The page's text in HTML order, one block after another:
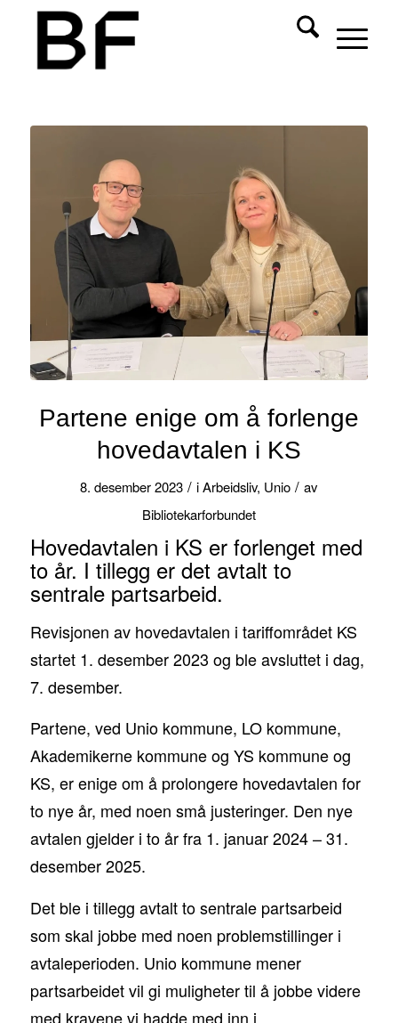
Partene enige om å forlenge
hovedavtalen i KS
8. desember 2023 / iArbeidsliv, Unio / av
Bibliotekarforbundet
Hovedavtalen i KS er forlenget med
to år. I tillegg er det avtalt to
sentrale partsarbeid.
Revisjonen av hovedavtalen i tariffområdet KS
startet 1. desember 2023 og ble avsluttet i dag,
7. desember.
Partene, ved Unio kommune, LO kommune,
Akademikerne kommune og YS kommune og
KS, er enige om å prolongere hovedavtalen for
to nye år, med noen små justeringer. Den nye
avtalen gjelder i to år fra 1. januar 2024 – 31.
desember 2025.
Det ble i tillegg avtalt to sentrale partsarbeid
som skal jobbe med noen problemstillinger i
avtaleperioden. Unio kommune mener
partsarbeidet vil gi muligheter til å jobbe videre
med kravene vi hadde med inn i